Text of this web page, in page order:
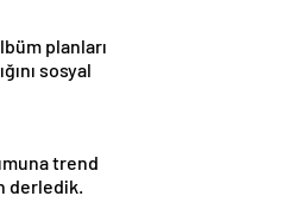
planları
sosyal
trend
derledik.